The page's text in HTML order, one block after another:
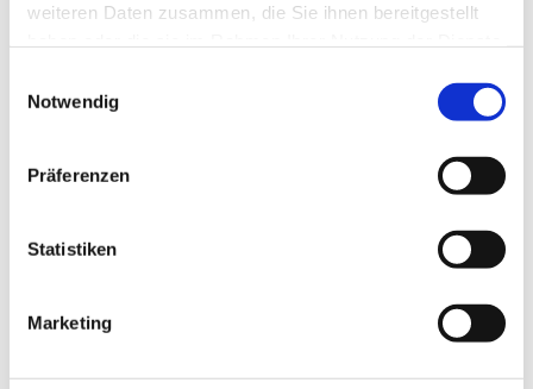
weiteren Daten zusammen, die Sie ihnen bereitgestellt
Notwendig
Präferenzen
Statistiken
Marketing
Dies könnte Sie auch
interessieren